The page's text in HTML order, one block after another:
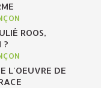
ROOS,
?
L'OEUVRE DE